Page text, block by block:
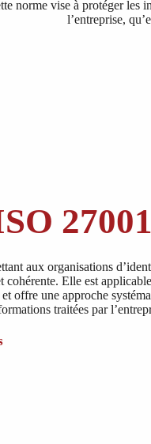
norme vise à protéger les
l’entreprise,
aux organisations
Elle est
offre une approche
traitées par